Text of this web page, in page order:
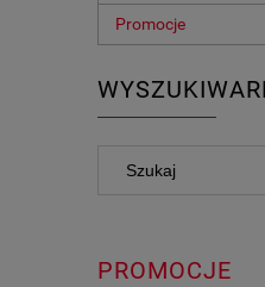
Promocje
PROMOCJE